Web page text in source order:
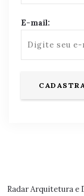
E-mail:
Radar Arquitetura e